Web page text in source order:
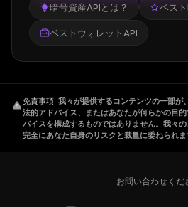
暗号資産APIとは？ ベス
ベストウォレットAPI
免責事項. 我々が提供するコンテンツの一部が
法的アドバイス、またはあなたが何らかの目
バイスを構成するものではありません。我々の
完全にあなた自身のリスクと裁量に委ねられま
お問い合わせくだ